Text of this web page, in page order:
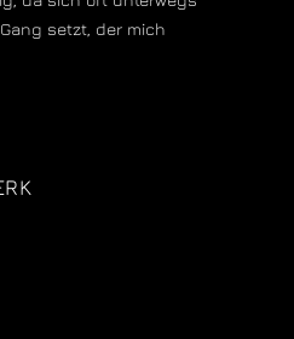
setzt, der mich